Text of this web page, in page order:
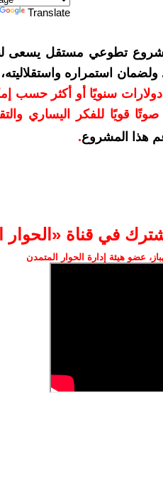
Translate
تطوعي مستقل يسعى
ولضمان استمراره
بدعمكم بمبلغ 10 دولارات سنويًا أو
قويًا للفكر اليساري
هذا المشروع.
في قناة ‫«الحوار
عضو هيئة إدارة الحوار المتمدن